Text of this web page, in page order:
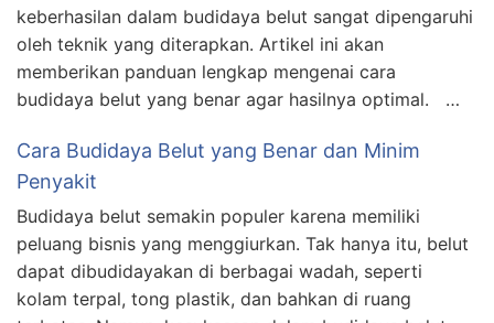
keberhasilan dalam budidaya belut sangat dipengaruhi
oleh teknik yang diterapkan. Artikel ini akan
memberikan panduan lengkap mengenai cara
budidaya belut yang benar agar hasilnya optimal. …
Cara Budidaya Belut yang Benar dan Minim
Penyakit
Budidaya belut semakin populer karena memiliki
peluang bisnis yang menggiurkan. Tak hanya itu, belut
dapat dibudidayakan di berbagai wadah, seperti
kolam terpal, tong plastik, dan bahkan di ruang